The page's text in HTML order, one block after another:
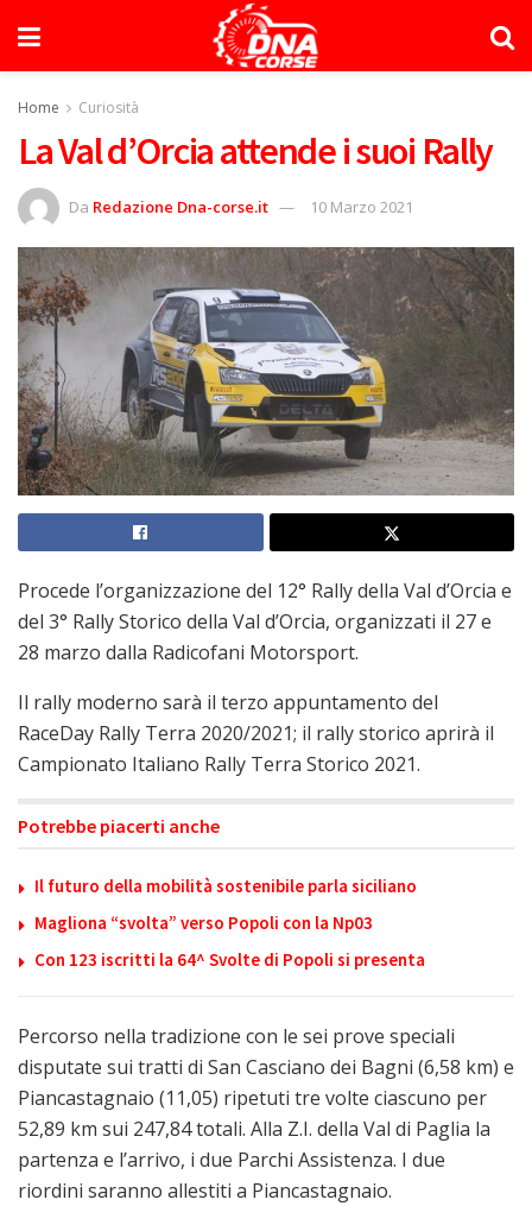
Home Curiosità
La Val d’Orcia attende i suoi Rally
Da Redazione Dna-corse.it 10 Marzo 2021
Procede l’organizzazione del 12° Rally della Val d’Orcia e
del 3° Rally Storico della Val d’Orcia, organizzati il 27 e
28 marzo dalla Radicofani Motorsport.
Il rally moderno sarà il terzo appuntamento del
RaceDay Rally Terra 2020/2021; il rally storico aprirà il
Campionato Italiano Rally Terra Storico 2021.
Potrebbe piacerti anche
Il futuro della mobilità sostenibile parla siciliano
Magliona “svolta” verso Popoli con la Np03
Con 123 iscritti la 64^ Svolte di Popoli si presenta
Percorso nella tradizione con le sei prove speciali
disputate sui tratti di San Casciano dei Bagni (6,58 km) e
Piancastagnaio (11,05) ripetuti tre volte ciascuno per
52,89 km sui 247,84 totali. Alla Z.I. della Val di Paglia la
partenza e l’arrivo, i due Parchi Assistenza. I due
riordini saranno allestiti a Piancastagnaio.